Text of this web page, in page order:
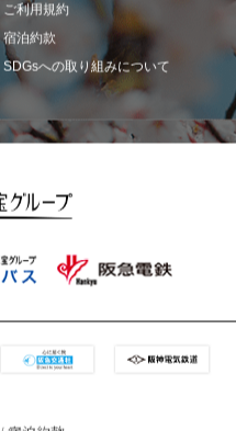
ご利用規約
宿泊約款
SDGsへの取り組みについて